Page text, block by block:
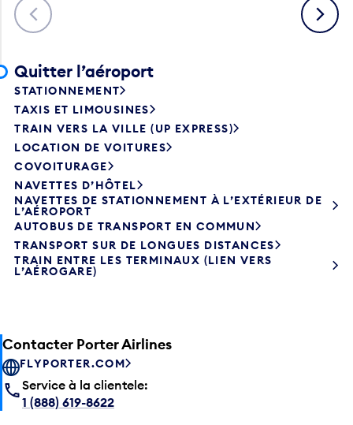
Précédent Suivant
Quitter l’aéroport
STATIONNEMENT
TAXIS ET LIMOUSINES
TRAIN VERS LA VILLE (UP EXPRESS)
LOCATION DE VOITURES
COVOITURAGE
NAVETTES D’HÔTEL
NAVETTES DE STATIONNEMENT À L’EXTÉRIEUR DE
L’AÉROPORT
AUTOBUS DE TRANSPORT EN COMMUN
TRANSPORT SUR DE LONGUES DISTANCES
TRAIN ENTRE LES TERMINAUX (LIEN VERS
L’AÉROGARE)
Contacter Porter Airlines
FLYPORTER.COM
Service à la clientele:
1 (888) 619-8622